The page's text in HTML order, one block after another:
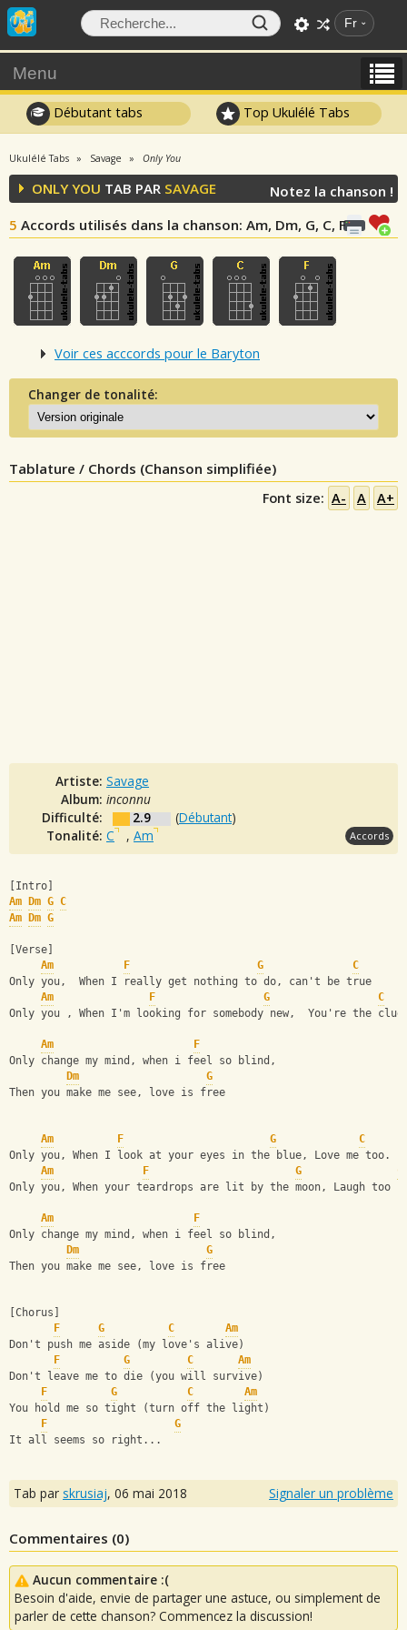
Fr
Menu
Débutant tabs Top Ukulélé Tabs
Ukulélé Tabs Savage Only You
ONLY YOU TAB PAR SAVAGE
5 Accords utilisés dans la chanson: Am, Dm, G, C, F
Notez la chanson !
Voir ces acccords pour le Baryton
Changer de tonalité:
Tablature / Chords (Chanson simplifiée)
Font size: A- A A+
Artiste: Savage
Album: inconnu
Difficulté:
2.9 (Débutant)
Tonalité: C , Am Accords
[Intro]
Am
Dm G C
Am
Dm G
[Verse]
Am
F G
C
Only you,  When I really get nothing to do, can't be true
Am
F G
C
Only you , When I'm looking for somebody new,  You're the
Am
F
Only change my mind, when i feel so blind,
Dm
G
Then you make me see, love is free
Am F G
C
Only you, When I look at your eyes in the blue, Love me too.
Am
F G
Only you, When your teardrops are lit by the moon, Laugh too
Am
F
Only change my mind, when i feel so blind,
Dm
G
Then you make me see, love is free
[Chorus]
F
G C
Am
Don't push me aside (my love's alive)
F
G C
Am
Don't leave me to die (you will survive)
F
G C
Am
You hold me so tight (turn off the light)
F
G
It all seems so right...
Tab par skrusiaj, 06 mai 2018 Signaler un problème
Commentaires (0)
Aucun commentaire :(
Besoin d'aide, envie de partager une astuce, ou simplement de
parler de cette chanson? Commencez la discussion!